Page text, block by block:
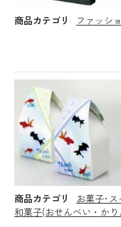
商品カテゴリ ファッシ
商品カテゴリ
お菓子･ス
和菓子(おせんべい・か